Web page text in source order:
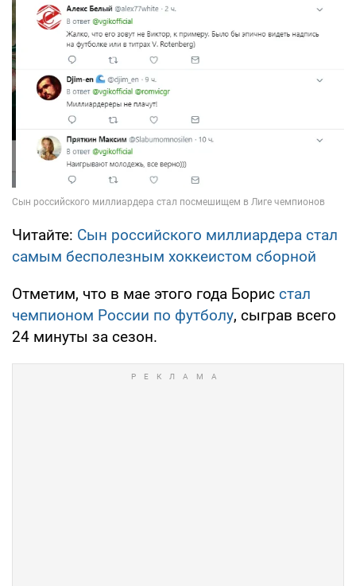
Читайте: Сын российского миллиардера стал
самым бесполезным хоккеистом сборной
Отметим, что в мае этого года Борис стал
чемпионом России по футболу, сыграв всего
24 минуты за сезон.